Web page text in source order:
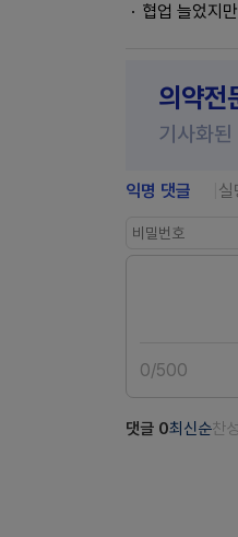
협업 늘었지
의약전
기사화
익명 댓글 실
0/500
댓글 0최신순찬